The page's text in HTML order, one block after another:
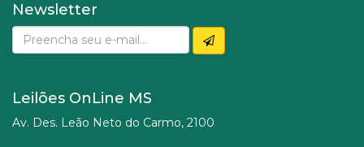
Newsletter
Leilões OnLine MS
Av. Des. Leão Neto do Carmo, 2100